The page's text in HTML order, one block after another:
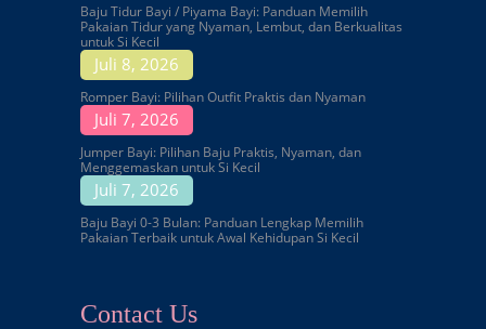
Baju Tidur Bayi / Piyama Bayi: Panduan Memilih
Pakaian Tidur yang Nyaman, Lembut, dan Berkualitas
untuk Si Kecil
Juli 8, 2026
Romper Bayi: Pilihan Outfit Praktis dan Nyaman
Juli 7, 2026
Jumper Bayi: Pilihan Baju Praktis, Nyaman, dan
Menggemaskan untuk Si Kecil
Juli 7, 2026
Baju Bayi 0-3 Bulan: Panduan Lengkap Memilih
Pakaian Terbaik untuk Awal Kehidupan Si Kecil
Contact Us